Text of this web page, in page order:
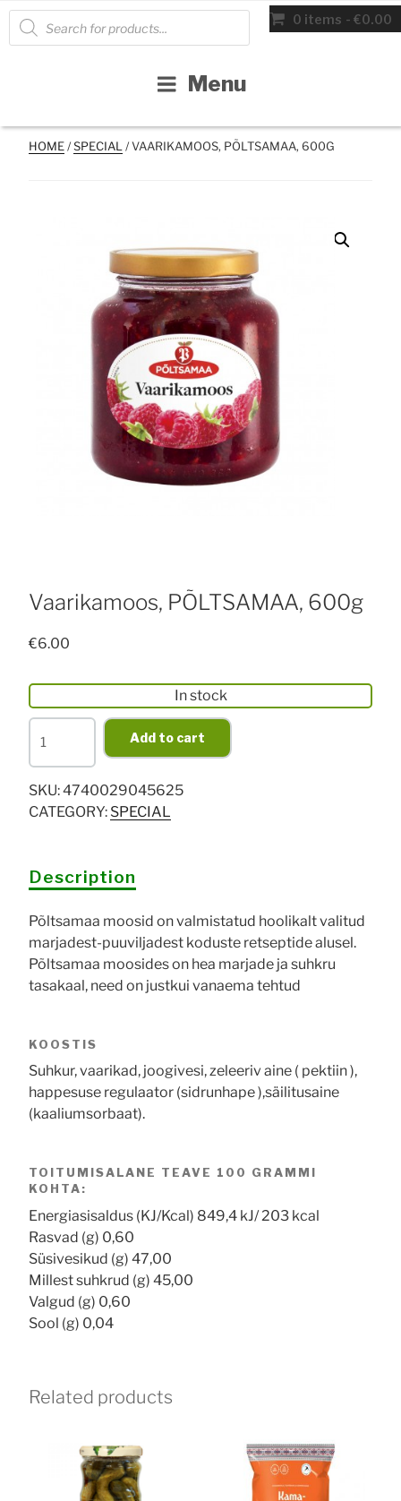
Skip
Products
search
0 items €0.00
Menu
HOME/SPECIAL / VAARIKAMOOS, PÕLTSAMAA, 600G
Vaarikamoos, PÕLTSAMAA, 600g
€6.00
In stock
Vaarikamoos,
PÕLTSAMAA,
600g
quantity
Add to cart
SKU:4740029045625
CATEGORY: SPECIAL
Description
Põltsamaa moosid on valmistatud hoolikalt valitud
marjadest-puuviljadest koduste retseptide alusel.
Põltsamaa moosides on hea marjade ja suhkru
tasakaal, need on justkui vanaema tehtud
KOOSTIS
Suhkur, vaarikad, joogivesi, zeleeriv aine ( pektiin ),
happesuse regulaator (sidrunhape ),säilitusaine
(kaaliumsorbaat).
TOITUMISALANE TEAVE 100 GRAMMI
KOHTA:
Energiasisaldus (KJ/Kcal) 849,4 kJ/ 203 kcal
Rasvad (g) 0,60
Süsivesikud (g) 47,00
Millest suhkrud (g) 45,00
Valgud (g) 0,60
Sool (g) 0,04
Related products